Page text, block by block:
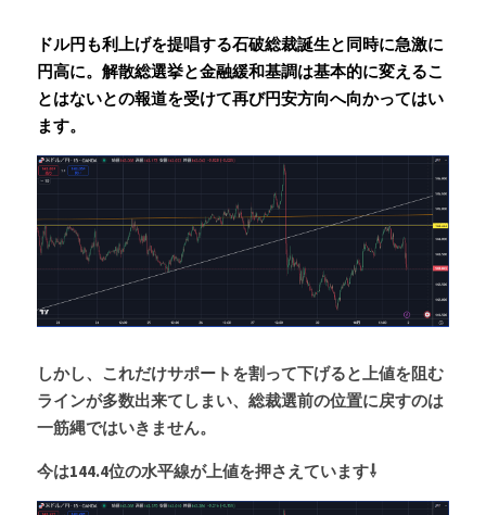
ドル円も利上げを提唱する石破総裁誕生と同時に急激に
円高に。解散総選挙と金融緩和基調は基本的に変えるこ
とはないとの報道を受けて再び円安方向へ向かってはい
ます。
しかし、これだけサポートを割って下げると上値を阻む
ラインが多数出来てしまい、総裁選前の位置に戻すのは
一筋縄ではいきません。
今は144.4位の水平線が上値を押さえています⇩